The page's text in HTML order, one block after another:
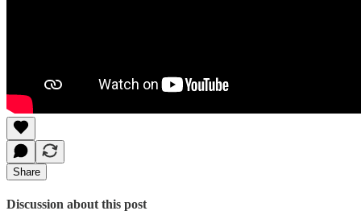
Share
Discussion about this post